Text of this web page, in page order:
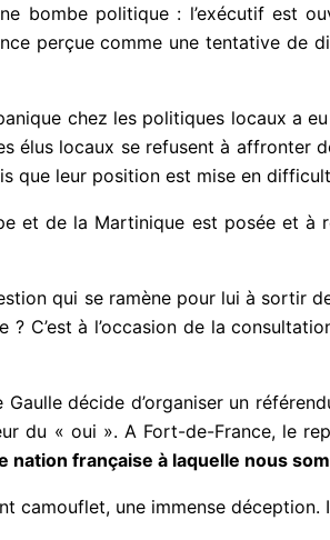
bombe politique : l’exécutif est
perçue comme une tentative de
chez les politiques locaux a
élus locaux se refusent à affronter
que leur position est mise en
et de la Martinique est posée et à
qui se ramène pour lui à sortir
C’est à l’occasion de la
décide d’organiser un
du « oui ». A Fort-de-France, le
nation française à laquelle nous
camouflet, une immense déception.